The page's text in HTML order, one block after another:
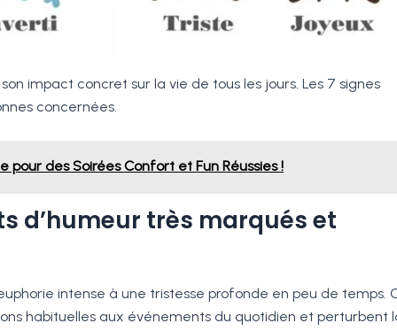
impact concret sur la vie de tous les jours. Les 7 signes
concernées.
pour des Soirées Confort et Fun Réussies !
d’humeur très marqués et
intense à une tristesse profonde en peu de temps.
habituelles aux événements du quotidien et perturbent